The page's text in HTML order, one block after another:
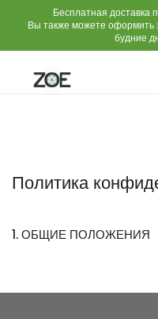
Бесплатная доставка
Вы также можете оформить
будние
Политика
1. ОБЩИЕ ПОЛОЖЕНИЯ